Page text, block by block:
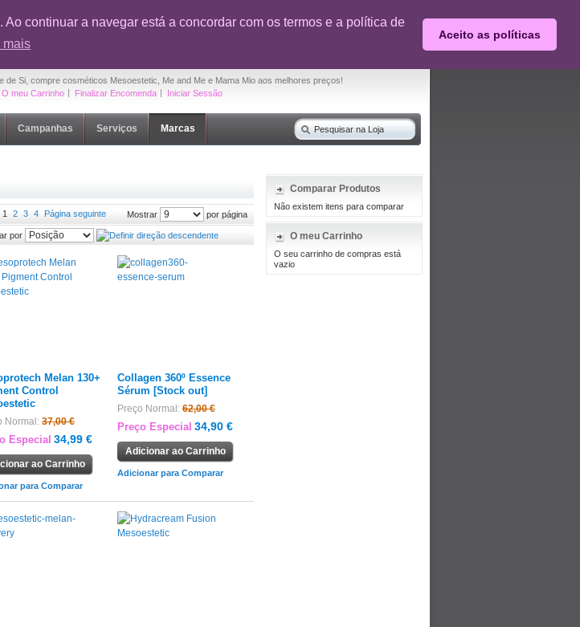
continuar a navegar está a concordar com os termos e a política de
mais
Aceito as políticas
compra OUTLET Cuide de Si - Até 50% desconto em produtos selecionados
de Si, compre cosméticos Mesoestetic, Me and Me e Mama Mio aos melhores preços!
O meu Carrinho Finalizar Encomenda Iniciar Sessão
Campanhas Serviços Marcas
Mostrar por página
1 2 3 4 Página seguinte
por
Melan 130+
Control
Normal: 37,00 €
Especial 34,99 €
ao Carrinho
para Comparar
Collagen 360º Essence
Sérum [Stock out]
Preço Normal: 62,00 €
Preço Especial 34,90 €
Adicionar ao Carrinho
Adicionar para Comparar
Comparar Produtos
Não existem itens para comparar
O meu Carrinho
O seu carrinho de compras está
vazio